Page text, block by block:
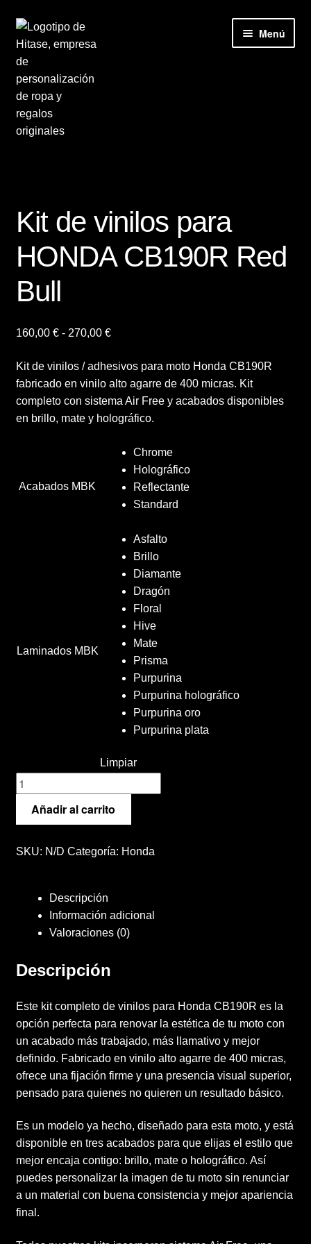
Ir
a
la
navegación
Ir
al
contenido
Menú
Camisetas
Carrito
Contacto
Deco Hogar
Finalizar compra
Mi cuenta
Política de Privacidad y Cookies
Presupuesto ropa laboral personalizada
Términos y condiciones de venta
Kit de vinilos para
HONDA CB190R Red
Bull
160,00 € - 270,00 €Rango
precios:
desde
160,00 €
hasta
Kit de vinilos / adhesivos para moto Honda CB190R
fabricado en vinilo alto agarre de 400 micras. Kit
completo con sistema Air Free y acabados disponibles
en brillo, mate y holográfico.
Acabados MBK
Chrome
Holográfico
Reflectante
Standard
Laminados MBK
Asfalto
Brillo
Diamante
Dragón
Floral
Hive
Mate
Prisma
Purpurina
Purpurina holográfico
Purpurina oro
Purpurina plata
Limpiar
Kit
de
vinilos
HONDA
cantidad
Añadir al carrito
SKU: N/D Categoría: Honda
Descripción
Información adicional
Valoraciones (0)
Descripción
Este kit completo de vinilos para Honda CB190R es la
opción perfecta para renovar la estética de tu moto con
un acabado más trabajado, más llamativo y mejor
definido. Fabricado en vinilo alto agarre de 400 micras,
ofrece una fijación firme y una presencia visual superior,
pensado para quienes no quieren un resultado básico.
Es un modelo ya hecho, diseñado para esta moto, y está
disponible en tres acabados para que elijas el estilo que
mejor encaja contigo: brillo, mate o holográfico. Así
puedes personalizar la imagen de tu moto sin renunciar
a un material con buena consistencia y mejor apariencia
final.